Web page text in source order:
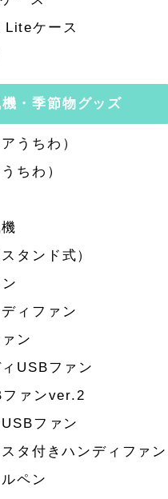
ケース
・季節物グッズ
うちわ）
ちわ）
タンド式）
ィファン
ン
USBファン
ファンver.2
ファン
タ付きハンディファン
ペン